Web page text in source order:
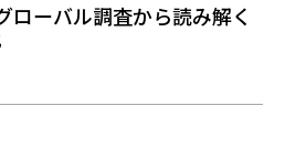
ローバル調査から読み解く